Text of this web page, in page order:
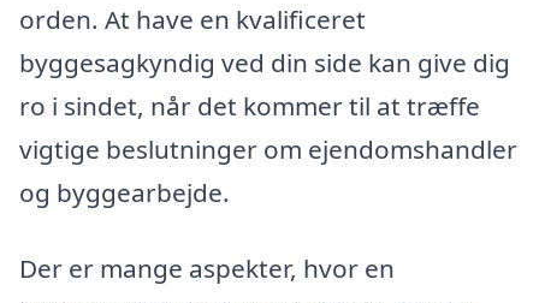
orden. At have en kvalificeret
byggesagkyndig ved din side kan give dig
ro i sindet, når det kommer til at træffe
vigtige beslutninger om ejendomshandler
og byggearbejde.
Der er mange aspekter, hvor en